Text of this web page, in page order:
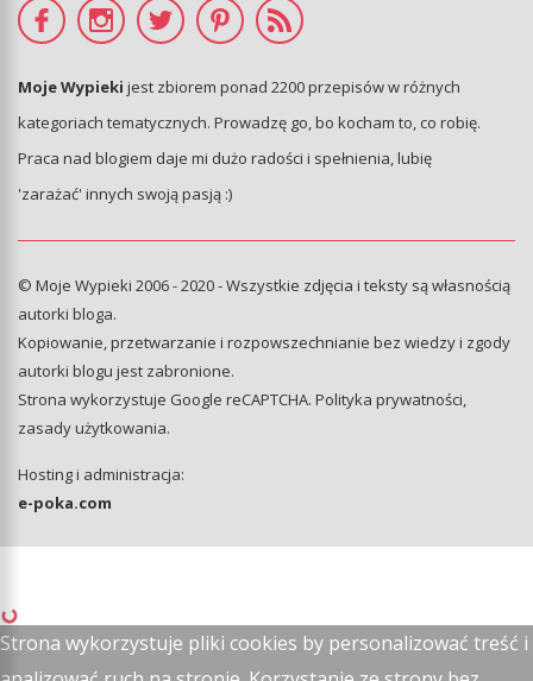
Moje Wypieki jest zbiorem ponad 2200 przepisów w różnych
kategoriach tematycznych. Prowadzę go, bo kocham to, co robię.
Praca nad blogiem daje mi dużo radości i spełnienia, lubię
'zarażać' innych swoją pasją :)
© Moje Wypieki 2006 - 2020 - Wszystkie zdjęcia i teksty są własnością
autorki bloga.
Kopiowanie, przetwarzanie i rozpowszechnianie bez wiedzy i zgody
autorki blogu jest zabronione.
Strona wykorzystuje Google reCAPTCHA. Polityka prywatności,
zasady użytkowania.
Hosting i administracja:
e-poka.com
Strona wykorzystuje pliki cookies by personalizować treść i